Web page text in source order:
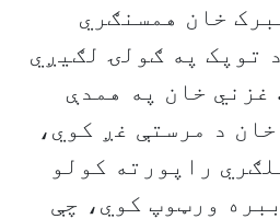
خان همسنګري
توپک په ګولۍ لګیږي
غزني خان په همدې
د مرستې غږ کوي،
راپورته کولو
ورټوپ کوي، چې